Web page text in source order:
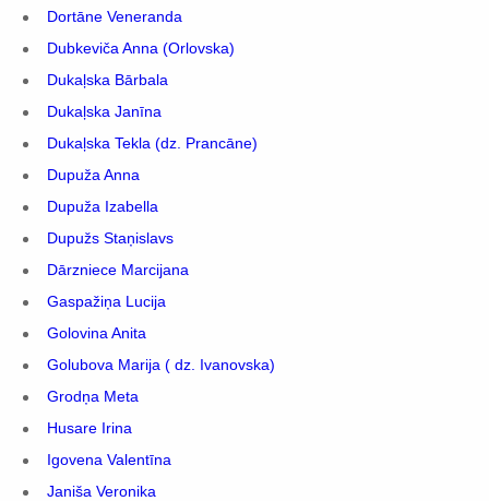
Dortāne Veneranda
Dubkeviča Anna (Orlovska)
Dukaļska Bārbala
Dukaļska Janīna
Dukaļska Tekla (dz. Prancāne)
Dupuža Anna
Dupuža Izabella
Dupužs Staņislavs
Dārzniece Marcijana
Gaspažiņa Lucija
Golovina Anita
Golubova Marija ( dz. Ivanovska)
Grodņa Meta
Husare Irina
Igovena Valentīna
Janiša Veronika